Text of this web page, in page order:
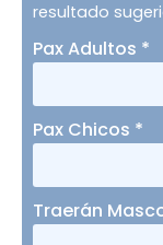
resultado
Pax Adultos *
Pax Chicos *
Traerán